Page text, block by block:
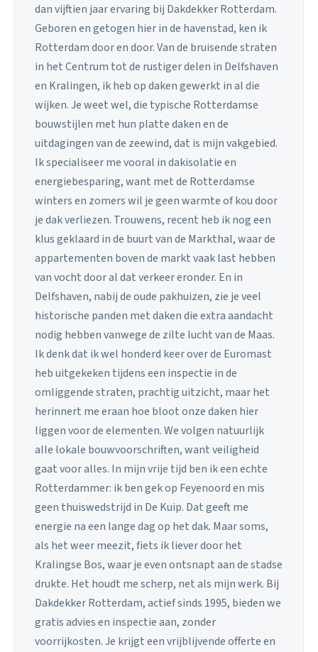
dan vijftien jaar ervaring bij Dakdekker Rotterdam.
Geboren en getogen hier in de havenstad, ken ik
Rotterdam door en door. Van de bruisende straten
in het Centrum tot de rustiger delen in Delfshaven
en Kralingen, ik heb op daken gewerkt in al die
wijken. Je weet wel, die typische Rotterdamse
bouwstijlen met hun platte daken en de
uitdagingen van de zeewind, dat is mijn vakgebied.
Ik specialiseer me vooral in dakisolatie en
energiebesparing, want met de Rotterdamse
winters en zomers wil je geen warmte of kou door
je dak verliezen. Trouwens, recent heb ik nog een
klus geklaard in de buurt van de Markthal, waar de
appartementen boven de markt vaak last hebben
van vocht door al dat verkeer eronder. En in
Delfshaven, nabij de oude pakhuizen, zie je veel
historische panden met daken die extra aandacht
nodig hebben vanwege de zilte lucht van de Maas.
Ik denk dat ik wel honderd keer over de Euromast
heb uitgekeken tijdens een inspectie in de
omliggende straten, prachtig uitzicht, maar het
herinnert me eraan hoe bloot onze daken hier
liggen voor de elementen. We volgen natuurlijk
alle lokale bouwvoorschriften, want veiligheid
gaat voor alles. In mijn vrije tijd ben ik een echte
Rotterdammer: ik ben gek op Feyenoord en mis
geen thuiswedstrijd in De Kuip. Dat geeft me
energie na een lange dag op het dak. Maar soms,
als het weer meezit, fiets ik liever door het
Kralingse Bos, waar je even ontsnapt aan de stadse
drukte. Het houdt me scherp, net als mijn werk. Bij
Dakdekker Rotterdam, actief sinds 1995, bieden we
gratis advies en inspectie aan, zonder
voorrijkosten. Je krijgt een vrijblijvende offerte en